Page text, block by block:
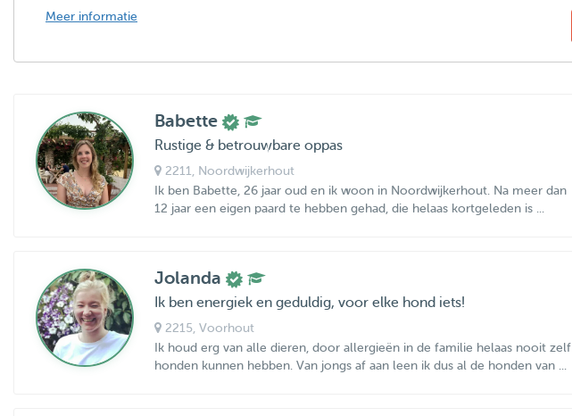
Meer informatie
Babette
Rustige & betrouwbare oppas
2211
, Noordwijkerhout
Ik ben Babette, 26 jaar oud en ik woon in Noordwijkerhout. Na meer dan
12 jaar een eigen paard te hebben gehad, die helaas kortgeleden is ...
Jolanda
Ik ben energiek en geduldig, voor elke hond iets!
2215, Voorhout
Ik houd erg van alle dieren, door allergieën in de familie helaas nooit zelf
honden kunnen hebben. Van jongs af aan leen ik dus al de honden van ...